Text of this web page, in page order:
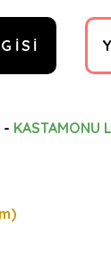
- KASTAMONU